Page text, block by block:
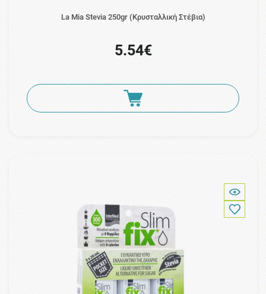
La Mia Stevia 250gr (Κρυσταλλική Στέβια)
5.54€